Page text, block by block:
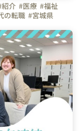
紹介 #医療 #福祉
の転職 #宮城県
#岡山県 #広島県
#大宮 #千葉
#品川
良 #岡山 #八丁堀